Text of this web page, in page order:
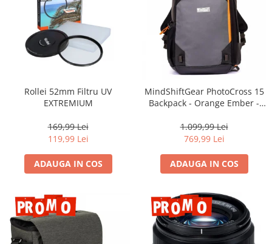
Rollei 52mm Filtru UV
EXTREMIUM
169,99 Lei
119,99 Lei
ADAUGA IN COS
MindShiftGear PhotoCross 15
Backpack - Orange Ember -
1.099,99 Lei
769,99 Lei
ADAUGA IN COS